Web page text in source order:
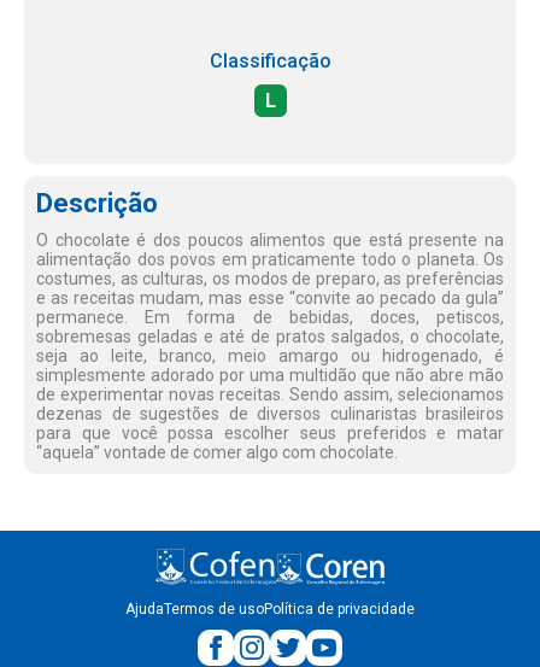
Classificação
L
Descrição
O chocolate é dos poucos alimentos que está presente na
alimentação dos povos em praticamente todo o planeta. Os
costumes, as culturas, os modos de preparo, as preferências
e as receitas mudam, mas esse “convite ao pecado da gula”
permanece. Em forma de bebidas, doces, petiscos,
sobremesas geladas e até de pratos salgados, o chocolate,
seja ao leite, branco, meio amargo ou hidrogenado, é
simplesmente adorado por uma multidão que não abre mão
de experimentar novas receitas. Sendo assim, selecionamos
dezenas de sugestões de diversos culinaristas brasileiros
para que você possa escolher seus preferidos e matar
“aquela” vontade de comer algo com chocolate.
AjudaTermos de usoPolítica de privacidade